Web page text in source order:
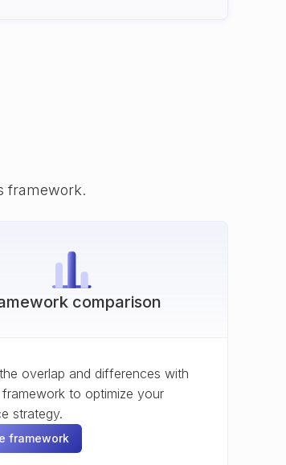
framework.
comparison
overlap and differences with
to optimize your
strategy.
framework